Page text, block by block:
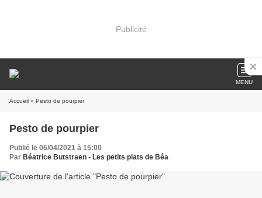
Publicité
MENU
Accueil » Pesto de pourpier
Pesto de pourpier
Publié le 06/04/2021 à 15:00
Par Béatrice Butstraen - Les petits plats de Béa